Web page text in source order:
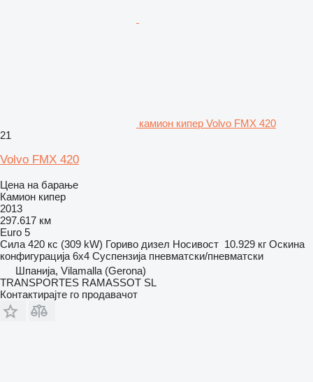
камион кипер Volvo FMX 420
21
Volvo FMX 420
Цена на барање
Камион кипер
2013
297.617 км
Euro 5
Сила 420 кс (309 kW) Гориво дизел Носивост 10.929 кг Оскина
конфигурација 6x4 Суспензија пневматски/пневматски
Шпанија, Vilamalla (Gerona)
TRANSPORTES RAMASSOT SL
Контактирајте го продавачот